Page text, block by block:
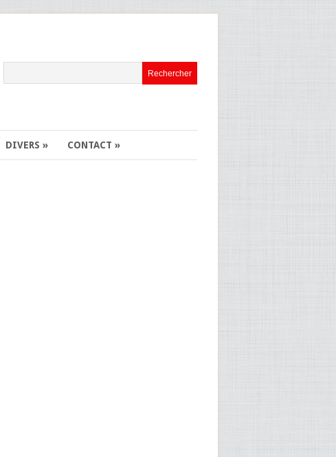
DIVERS » CONTACT »